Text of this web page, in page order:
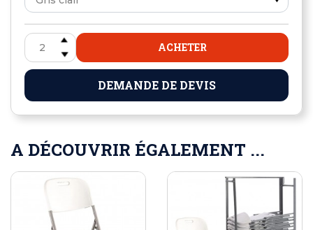
ACHETER
DEMANDE DE DEVIS
A DÉCOUVRIR ÉGALEMENT ...